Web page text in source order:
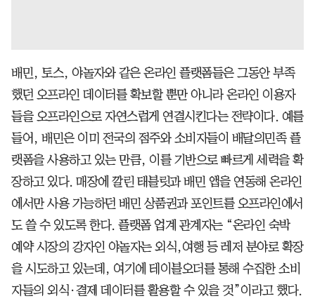
배민, 토스, 야놀자와 같은 온라인 플랫폼들은 그동안 부족
했던 오프라인 데이터를 확보할 뿐만 아니라 온라인 이용자
들을 오프라인으로 자연스럽게 연결시킨다는 전략이다. 예를
들어, 배민은 이미 전국의 점주와 소비자들이 배달의민족 플
랫폼을 사용하고 있는 만큼, 이를 기반으로 빠르게 세력을 확
장하고 있다. 매장에 깔린 태블릿과 배민 앱을 연동해 온라인
에서만 사용 가능하던 배민 상품권과 포인트를 오프라인에서
도 쓸 수 있도록 한다. 플랫폼 업계 관계자는 “온라인 숙박
예약 시장의 강자인 야놀자는 외식,여행 등 레저 분야로 확장
을 시도하고 있는데, 여기에 테이블오더를 통해 수집한 소비
자들의 외식·결제 데이터를 활용할 수 있을 것”이라고 했다.